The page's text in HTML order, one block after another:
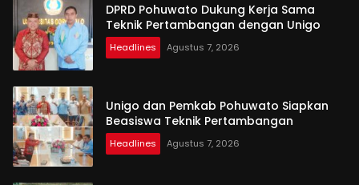
DPRD Pohuwato Dukung Kerja Sama
Teknik Pertambangan dengan Unigo
Headlines Agustus 7, 2026
Unigo dan Pemkab Pohuwato Siapkan
Beasiswa Teknik Pertambangan
Headlines Agustus 7, 2026